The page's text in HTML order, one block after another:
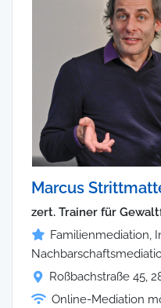
Marcus
zert. Trainer für
Familienmediation,
Roßbachstraße 45,
Online-Mediation